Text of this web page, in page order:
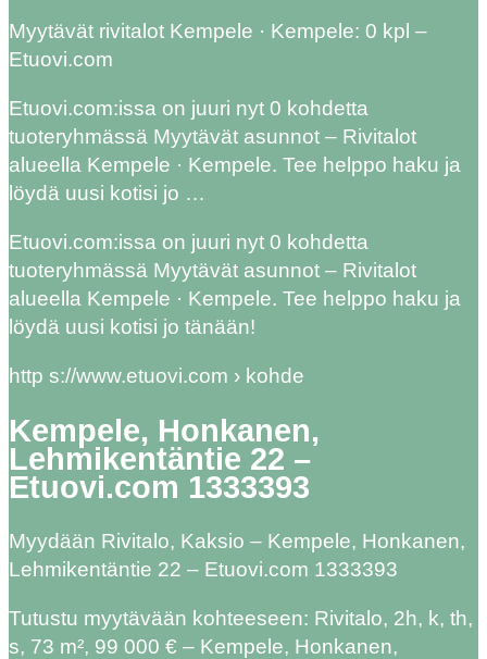
Myytävät rivitalot Kempele · Kempele: 0 kpl –
Etuovi.com
Etuovi.com:issa on juuri nyt 0 kohdetta
tuoteryhmässä Myytävät asunnot – Rivitalot
alueella Kempele · Kempele. Tee helppo haku ja
löydä uusi kotisi jo …
Etuovi.com:issa on juuri nyt 0 kohdetta
tuoteryhmässä Myytävät asunnot – Rivitalot
alueella Kempele · Kempele. Tee helppo haku ja
löydä uusi kotisi jo tänään!
http s://www.etuovi.com › kohde
Kempele, Honkanen,
Lehmikentäntie 22 –
Etuovi.com 1333393
Myydään Rivitalo, Kaksio – Kempele, Honkanen,
Lehmikentäntie 22 – Etuovi.com 1333393
Tutustu myytävään kohteeseen: Rivitalo, 2h, k, th,
s, 73 m², 99 000 € – Kempele, Honkanen,